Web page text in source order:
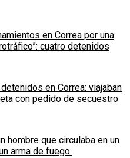
en Correa por una
cuatro detenidos
en Correa: viajaban
con pedido de secuestro
hombre que circulaba en un
arma de fuego